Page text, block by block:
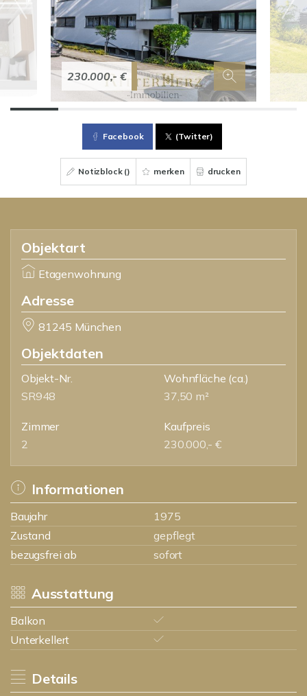
230.000,- €
Facebook (Twitter)
Notizblock () merken drucken
Objektart
Etagenwohnung
Adresse
81245 München
Objektdaten
Objekt-Nr.
SR948
Wohnfläche (ca.)
37,50 m²
Zimmer
2
Kaufpreis
230.000,- €
Informationen
Baujahr
1975
Zustand
gepflegt
bezugsfrei ab
sofort
Ausstattung
Balkon
Unterkellert
Details